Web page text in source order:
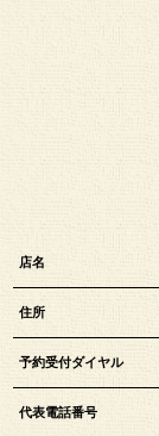
店名
住所
予約受付ダイヤル
代表電話番号